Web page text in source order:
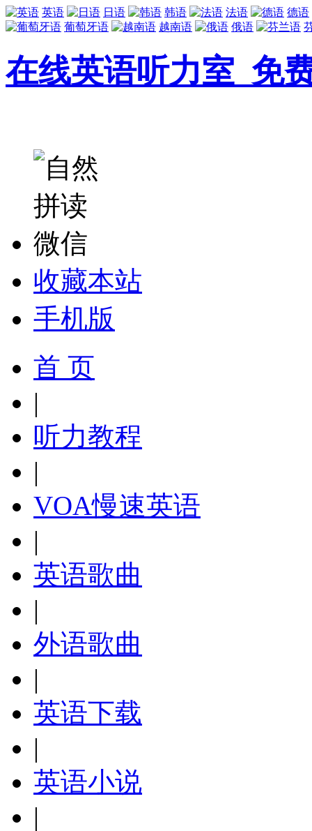
英语 日语 韩语 法语
德语
葡萄牙语
越南语 俄语
在线英语听力室_免
收藏本站
手机版
首 页
|
听力教程
|
VOA慢速英语
|
英语歌曲
|
外语歌曲
|
英语下载
|
英语小说
|